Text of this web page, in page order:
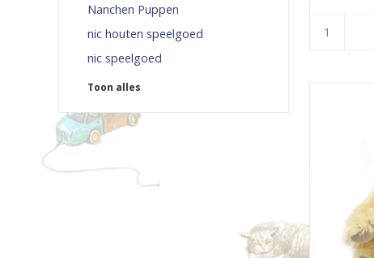
Nanchen Puppen
nic houten speelgoed
nic speelgoed
Toon alles